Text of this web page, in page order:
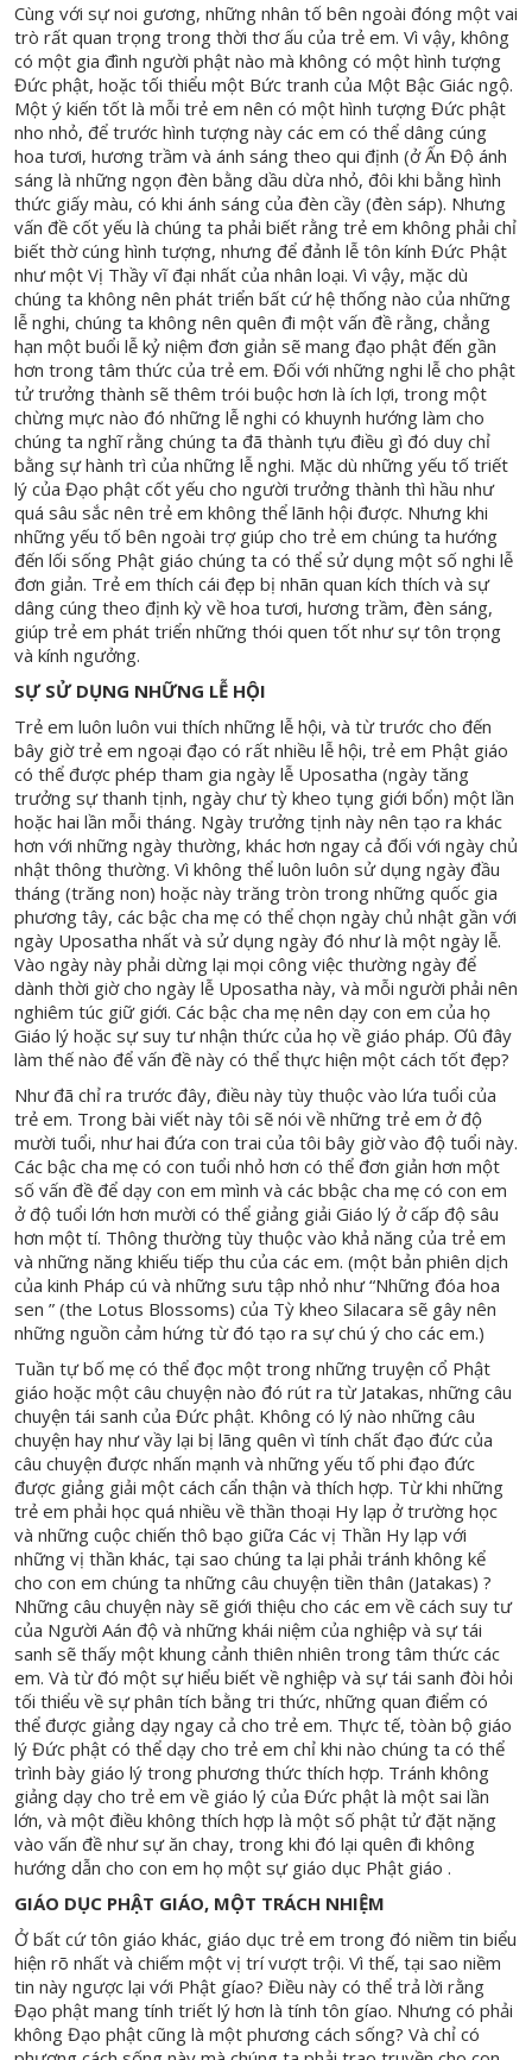
Cùng với sự noi gương, những nhân tố bên ngoài đóng một vai
trò rất quan trọng trong thời thơ ấu của trẻ em. Vì vậy, không
có một gia đình người phật nào mà không có một hình tượng
Đức phật, hoặc tối thiểu một Bức tranh của Một Bậc Giác ngộ.
Một ý kiến tốt là mỗi trẻ em nên có một hình tượng Đức phật
nho nhỏ, để trước hình tượng này các em có thể dâng cúng
hoa tươi, hương trầm và ánh sáng theo qui định (ở Ấn Độ ánh
sáng là những ngọn đèn bằng dầu dừa nhỏ, đôi khi bằng hình
thức giấy màu, có khi ánh sáng của đèn cầy (đèn sáp). Nhưng
vấn đề cốt yếu là chúng ta phải biết rằng trẻ em không phải chỉ
biết thờ cúng hình tượng, nhưng để đảnh lễ tôn kính Đức Phật
như một Vị Thầy vĩ đại nhất của nhân loại. Vì vậy, mặc dù
chúng ta không nên phát triển bất cứ hệ thống nào của những
lễ nghi, chúng ta không nên quên đi một vấn đề rằng, chẳng
hạn một buổi lễ kỷ niệm đơn giản sẽ mang đạo phật đến gần
hơn trong tâm thức của trẻ em. Đối với những nghi lễ cho phật
tử trưởng thành sẽ thêm trói buộc hơn là ích lợi, trong một
chừng mực nào đó những lễ nghi có khuynh hướng làm cho
chúng ta nghĩ rằng chúng ta đã thành tựu điều gì đó duy chỉ
bằng sự hành trì của những lễ nghi. Mặc dù những yếu tố triết
lý của Đạo phật cốt yếu cho người trưởng thành thì hầu như
quá sâu sắc nên trẻ em không thể lãnh hội được. Nhưng khi
những yếu tố bên ngoài trợ giúp cho trẻ em chúng ta hướng
đến lối sống Phật giáo chúng ta có thể sử dụng một số nghi lễ
đơn giản. Trẻ em thích cái đẹp bị nhãn quan kích thích và sự
dâng cúng theo định kỳ về hoa tươi, hương trầm, đèn sáng,
giúp trẻ em phát triển những thói quen tốt như sự tôn trọng
và kính ngưởng.
SỰ SỬ DỤNG NHỮNG LỄ HỘI
Trẻ em luôn luôn vui thích những lễ hội, và từ trước cho đến
bây giờ trẻ em ngoại đạo có rất nhiều lễ hội, trẻ em Phật giáo
có thể được phép tham gia ngày lễ Uposatha (ngày tăng
trưởng sự thanh tịnh, ngày chư tỳ kheo tụng giới bổn) một lần
hoặc hai lần mỗi tháng. Ngày trưởng tịnh này nên tạo ra khác
hơn với những ngày thường, khác hơn ngay cả đối với ngày chủ
nhật thông thường. Vì không thể luôn luôn sử dụng ngày đầu
tháng (trăng non) hoặc này trăng tròn trong những quốc gia
phương tây, các bậc cha mẹ có thể chọn ngày chủ nhật gần với
ngày Uposatha nhất và sử dụng ngày đó như là một ngày lễ.
Vào ngày này phải dừng lại mọi công việc thường ngày để
dành thời giờ cho ngày lễ Uposatha này, và mỗi người phải nên
nghiêm túc giữ giới. Các bậc cha mẹ nên dạy con em của họ
Giáo lý hoặc sự suy tư nhận thức của họ về giáo pháp. Ơû đây
làm thế nào để vấn đề này có thể thực hiện một cách tốt đẹp?
Như đã chỉ ra trước đây, điều này tùy thuộc vào lứa tuổi của
trẻ em. Trong bài viết này tôi sẽ nói về những trẻ em ở độ
mười tuổi, như hai đứa con trai của tôi bây giờ vào độ tuổi này.
Các bậc cha mẹ có con tuổi nhỏ hơn có thể đơn giản hơn một
số vấn đề để dạy con em mình và các bbậc cha mẹ có con em
ở độ tuổi lớn hơn mười có thể giảng giải Giáo lý ở cấp độ sâu
hơn một tí. Thông thường tùy thuộc vào khả năng của trẻ em
và những năng khiếu tiếp thu của các em. (một bản phiên dịch
của kinh Pháp cú và những sưu tập nhỏ như “Những đóa hoa
sen ” (the Lotus Blossoms) của Tỳ kheo Silacara sẽ gây nên
những nguồn cảm hứng từ đó tạo ra sự chú ý cho các em.)
Tuần tự bố mẹ có thể đọc một trong những truyện cổ Phật
giáo hoặc một câu chuyện nào đó rút ra từ Jatakas, những câu
chuyện tái sanh của Đức phật. Không có lý nào những câu
chuyện hay như vầy lại bị lãng quên vì tính chất đạo đức của
câu chuyện được nhấn mạnh và những yếu tố phi đạo đức
được giảng giải một cách cẩn thận và thích hợp. Từ khi những
trẻ em phải học quá nhiều về thần thoại Hy lạp ở trường học
và những cuộc chiến thô bạo giữa Các vị Thần Hy lạp với
những vị thần khác, tại sao chúng ta lại phải tránh không kể
cho con em chúng ta những câu chuyện tiền thân (Jatakas) ?
Những câu chuyện này sẽ giới thiệu cho các em về cách suy tư
của Người Aán độ và những khái niệm của nghiệp và sự tái
sanh sẽ thấy một khung cảnh thiên nhiên trong tâm thức các
em. Và từ đó một sự hiểu biết về nghiệp và sự tái sanh đòi hỏi
tối thiểu về sự phân tích bằng tri thức, những quan điểm có
thể được giảng dạy ngay cả cho trẻ em. Thực tế, tòàn bộ giáo
lý Đức phật có thể dạy cho trẻ em chỉ khi nào chúng ta có thể
trình bày giáo lý trong phương thức thích hợp. Tránh không
giảng dạy cho trẻ em về giáo lý của Đức phật là một sai lần
lớn, và một điều không thích hợp là một số phật tử đặt nặng
vào vấn đề như sự ăn chay, trong khi đó lại quên đi không
hướng dẫn cho con em họ một sự giáo dục Phật giáo .
GIÁO DỤC PHẬT GIÁO, MỘT TRÁCH NHIỆM
Ở bất cứ tôn giáo khác, giáo dục trẻ em trong đó niềm tin biểu
hiện rõ nhất và chiếm một vị trí vượt trội. Vì thế, tại sao niềm
tin này ngược lại với Phật gíao? Điều này có thể trả lời rằng
Đạo phật mang tính triết lý hơn là tính tôn gíao. Nhưng có phải
không Đạo phật cũng là một phương cách sống? Và chỉ có